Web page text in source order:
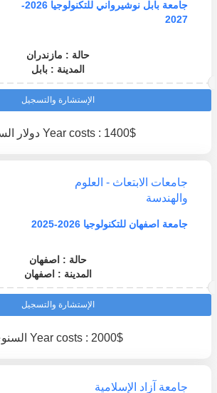
جامعة بابل نوشيرواني للتكنولوجيا 2026-
2027
حالة : مازندران
المدينة : بابل
الإستشارة والتسجيل
Year costs : 1400$ دولار السنوي
جامعات الابتعاث - العلوم
والهندسة
جامعة اصفهان للتكنولوجيا 2026-2025
حالة : اصفهان
المدينة : اصفهان
الإستشارة والتسجيل
Year costs : 2000$ السنوي
جامعة آزاد الإسلامية